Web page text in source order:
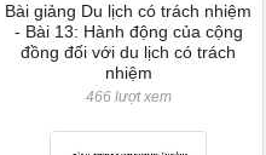
Bài giảng Du lịch có trách nhiệm
- Bài 13: Hành động của cộng
đồng đối với du lịch có trách
nhiệm
466 lượt xem